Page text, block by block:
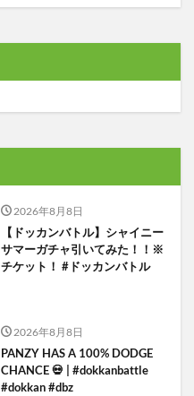
2026年8月8日
【ドッカンバトル】シャイニー
サマーガチャ引いてみた！！※
チケット！ #ドッカンバトル
2026年8月8日
PANZY HAS A 100% DODGE
CHANCE 💀 | #dokkanbattle
#dokkan #dbz